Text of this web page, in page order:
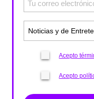
Acepto
Acepto